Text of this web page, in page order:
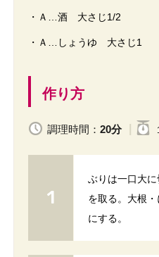
・Ａ…酒 大さじ1/2
・Ａ…しょうゆ 大さじ1
作り方
調理時間： 20分
ぶりは一口大
を取る。大根
にする。